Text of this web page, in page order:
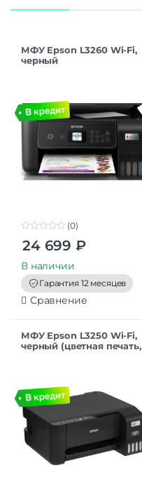
МФУ Epson L3260 Wi-Fi,
черный
o
t
o
f
5
(0)
24 699 ₽
В наличии
Гарантия 12 месяцев
Сравнение
МФУ Epson L3250 Wi-Fi,
черный (цветная печать,